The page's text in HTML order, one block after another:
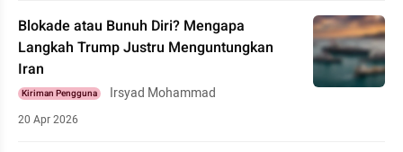
Blokade atau Bunuh Diri? Mengapa
Langkah Trump Justru Menguntungkan
Iran
Kiriman Pengguna Irsyad Mohammad
20 Apr 2026